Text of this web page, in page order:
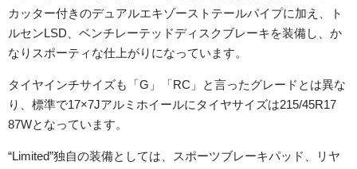
カッター付きのデュアルエキゾーストテールパイプに加え、ト
ルセンLSD、ベンチレーテッドディスクブレーキを装備し、か
なりスポーティな仕上がりになっています。
タイヤインチサイズも「G」「RC」と言ったグレードとは異な
り、標準で17×7Jアルミホイールにタイヤサイズは215/45R17
87Wとなっています。
“Limited”独自の装備としては、スポーツブレーキパッド、リヤ